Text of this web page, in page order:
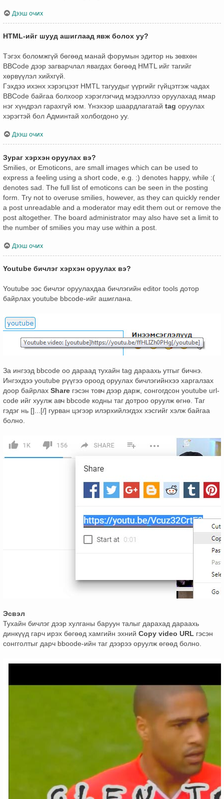
Дээш очих
HTML-ийг шууд ашиглаад явж болох уу?
Тэгэх боломжгүй бөгөөд манай форумын эдитор нь зөвхөн
BBCode дээр загварчлал явагдах бөгөөд HMTL ийг тагийг
хөрвүүлэл хийхгүй.
Гэхдээ ихэнх хэрэгцээт HMTL тагуудыг үүргийг гүйцэтгэж чадах
BBCode байгаа болхоор хэрэглэгчид мэдээллээ оруулахад ямар
нэг хүндрэл гарахгүй юм. Үнэхээр шаардлагатай tag оруулах
хэрэгтэй бол Админтай холбогдоно уу.
Дээш очих
Зураг хэрхэн оруулах вэ?
Smilies, or Emoticons, are small images which can be used to
express a feeling using a short code, e.g. :) denotes happy, while :(
denotes sad. The full list of emoticons can be seen in the posting
form. Try not to overuse smilies, however, as they can quickly render
a post unreadable and a moderator may edit them out or remove the
post altogether. The board administrator may also have set a limit to
the number of smilies you may use within a post.
Дээш очих
Youtube бичлэг хэрхэн оруулах вэ?
Youtube ээс бичлэг оруулахдаа бичлэгийн editor tools дотор
байрлах youtube bbcode-ийг ашиглана.
За ингээд bbcode оо дараад тухайн tag дараахь утгыг бичнэ.
Ингэхдээ youtube рүүгээ ороод оруулах бичлэгийнхээ харгалзах
доор байрлах Share гэсэн товч дээр дарж, сонгогдсон youtube url-
code ийг хуулж авч bbcode кодны таг дотроо оруулж өгнө. Таг
гэдэг нь []...[/] гурван цэгээр илэрхийлэгдэх хэсгийг хэлж байгаа
болно.
Эсвэл
Тухайн бичлэг дээр хулганы баруун талыг дарахад дараахь
динкүүд гарч ирэх бөгөөд хамгийн эхний Copy video URL гэсэн
сонгголтыг дарч bboode-ийн таг дээрээ оруулж өгөөд болно.